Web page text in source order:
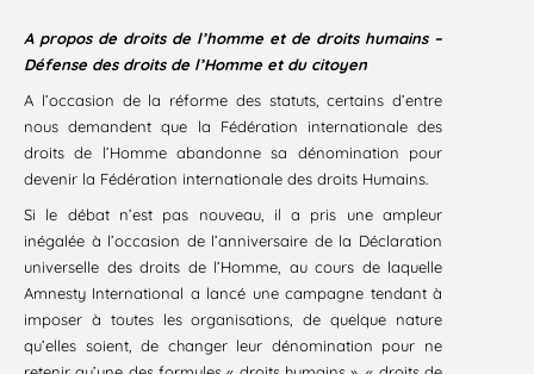
A propos de droits de l’homme et de droits humains –
Défense des droits de l’Homme et du citoyen
A l’occasion de la réforme des statuts, certains d’entre
nous demandent que la Fédération internationale des
droits de l’Homme abandonne sa dénomination pour
devenir la Fédération internationale des droits Humains.
Si le débat n’est pas nouveau, il a pris une ampleur
inégalée à l’occasion de l’anniversaire de la Déclaration
universelle des droits de l’Homme, au cours de laquelle
Amnesty International a lancé une campagne tendant à
imposer à toutes les organisations, de quelque nature
qu’elles soient, de changer leur dénomination pour ne